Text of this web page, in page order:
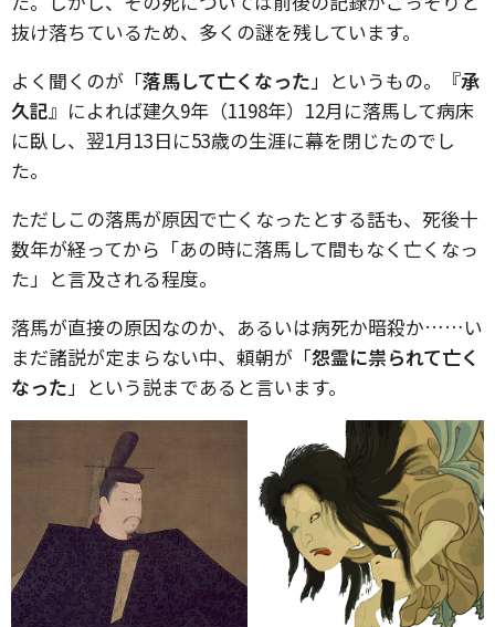
抜け落ちているため、多くの謎を残しています。
よく聞くのが「落馬して亡くなった」というもの。『承
久記』によれば建久9年（1198年）12月に落馬して病床
に臥し、翌1月13日に53歳の生涯に幕を閉じたのでし
た。
ただしこの落馬が原因で亡くなったとする話も、死後十
数年が経ってから「あの時に落馬して間もなく亡くなっ
た」と言及される程度。
落馬が直接の原因なのか、あるいは病死か暗殺か……い
まだ諸説が定まらない中、頼朝が「怨霊に祟られて亡く
なった」という説まであると言います。